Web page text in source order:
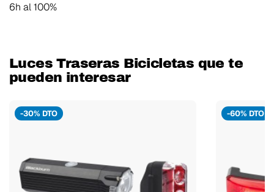
6h al 100%
Luces Traseras Bicicletas que te
pueden interesar
-30% DTO -60% DTO